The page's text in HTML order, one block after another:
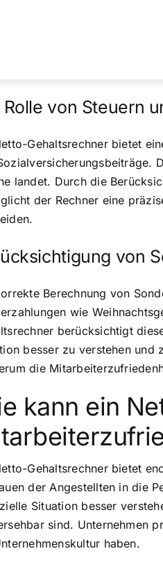
Rolle von Steuern
Gehaltsrechner bietet
landet. Durch die
der Rechner eine
von
Berechnung von
wie
berücksichtigt
besser zu verstehen und
die
kann ein
Gehaltsrechner bietet
der Angestellten in die
Situation besser
sind. Unternehmen
haben.